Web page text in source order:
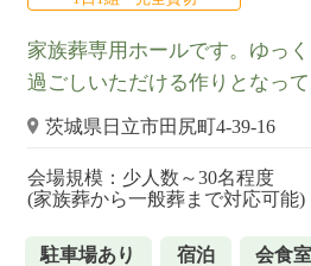
家族葬専用ホールです。ゆっ
過ごしいただける作りとなって
茨城県日立市田尻町4-39-16
会場規模：少人数～30名程度
(家族葬から一般葬まで対応可能)
駐車場あり 宿泊 会食室